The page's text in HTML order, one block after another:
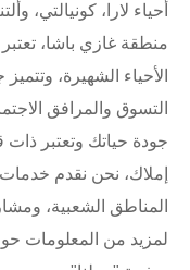
أحياء لارا، كونيالتي،
منطقة غازي باشا،
الأحياء الشهيرة،
التسوق والمرافق
جودة حياتك وتعتبر
إملاك، نحن نقدم
المناطق الشعبية،
لمزيد من المعلومات